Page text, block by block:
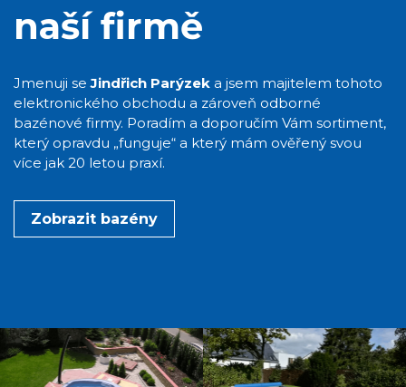
naší firmě
Jmenuji seJindřich Parýzek a jsem majitelem tohoto
elektronického obchodu a zároveň odborné
bazénové firmy. Poradím a doporučím Vám sortiment,
který opravdu „funguje“ a který mám ověřený svou
více jak 20 letou praxí.
Zobrazit bazény